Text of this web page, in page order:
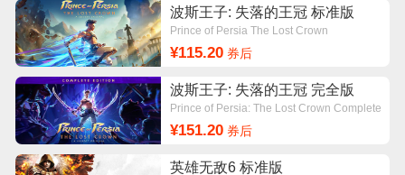
波斯王子: 失落的王冠 标准版
Prince of Persia The Lost Crown
¥115.20券后
波斯王子: 失落的王冠 完全版
Prince of Persia: The Lost Crown Complete
¥151.20券后
英雄无敌6 标准版